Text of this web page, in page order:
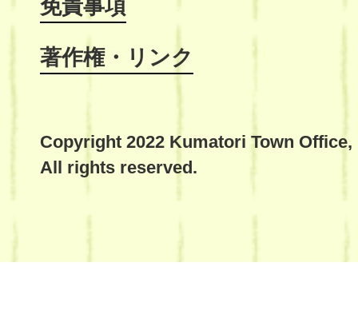
免責事項
著作権・リンク
Copyright 2022 Kumatori Town Office,
All rights reserved.